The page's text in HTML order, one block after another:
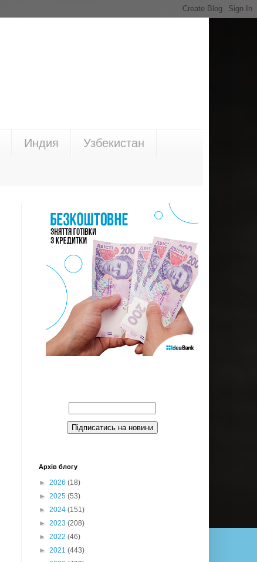
Индия Узбекистан
Архів блогу
► 2026 (18)
► 2025 (53)
► 2024 (151)
► 2023 (208)
► 2022 (46)
► 2021 (443)